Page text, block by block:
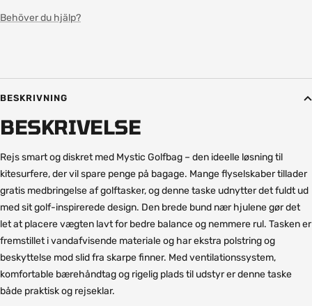
Behöver du hjälp?
BESKRIVNING
BESKRIVELSE
Rejs smart og diskret med Mystic Golfbag – den ideelle løsning til
kitesurfere, der vil spare penge på bagage. Mange flyselskaber tillader
gratis medbringelse af golftasker, og denne taske udnytter det fuldt ud
med sit golf-inspirerede design. Den brede bund nær hjulene gør det
let at placere vægten lavt for bedre balance og nemmere rul. Tasken er
fremstillet i vandafvisende materiale og har ekstra polstring og
beskyttelse mod slid fra skarpe finner. Med ventilationssystem,
komfortable bærehåndtag og rigelig plads til udstyr er denne taske
både praktisk og rejseklar.